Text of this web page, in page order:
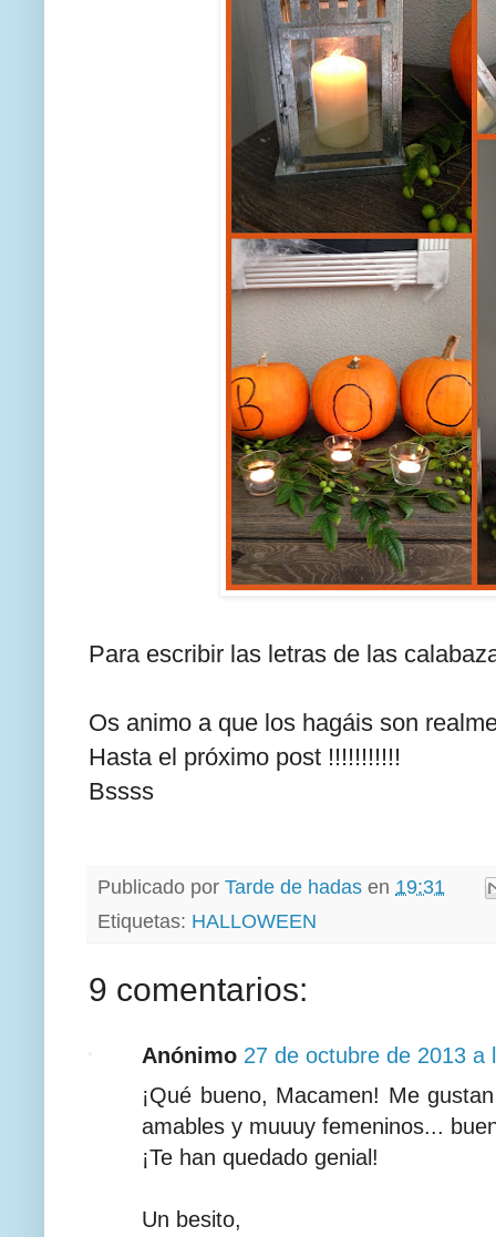
Para escribir las letras de las
Os animo a que los hagáis son
Hasta el próximo post !!!!!!!!!!!
Bssss
Publicado por Tarde de hadas en 19:31
Etiquetas: HALLOWEEN
9 comentarios:
Anónimo 27 de octubre de 2013 a
¡Qué bueno, Macamen! Me
amables y muuuy femeninos...
¡Te han quedado genial!
Un besito,